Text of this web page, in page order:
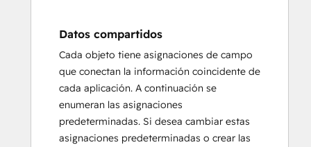
Datos compartidos
Cada objeto tiene asignaciones de campo
que conectan la información coincidente de
cada aplicación. A continuación se
enumeran las asignaciones
predeterminadas. Si desea cambiar estas
asignaciones predeterminadas o crear las